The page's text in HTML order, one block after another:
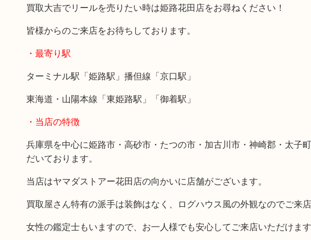
買取大吉でリールを売りたい時は姫路花田店をお尋ねください！
皆様からのご来店をお待ちしております。
・最寄り駅
ターミナル駅「姫路駅」播但線「京口駅」
東海道・山陽本線「東姫路駅」「御着駅」
・当店の特徴
兵庫県を中心に姫路市・高砂市・たつの市・加古川市・神崎郡・太子
だいております。
当店はヤマダストアー花田店の向かいに店舗がございます。
買取屋さん特有の派手は装飾はなく、ログハウス風の外観なのでご来
女性の鑑定士もいますので、お一人様でも安心してご来店いただけます